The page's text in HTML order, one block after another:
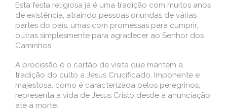
Esta festa religiosa já é uma tradição com muitos anos
de existência, atraindo pessoas oriundas de várias
partes do país, umas com promessas para cumprir,
outras simplesmente para agradecer ao Senhor dos
Caminhos.
A procissão é o cartão de visita que mantém a
tradição do culto a Jesus Crucificado. Imponente e
majestosa, como é caracterizada pelos peregrinos,
representa a vida de Jesus Cristo desde a anunciação
até à morte.